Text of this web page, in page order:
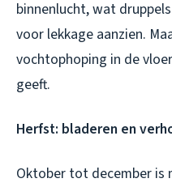
binnenlucht, wat
voor lekkage aanzien.
vochtophoping in de
geeft.
Herfst: bladeren en
Oktober tot december is